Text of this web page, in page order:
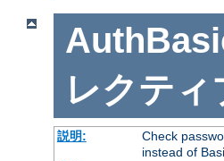
レクティ
説明:
Check
instead of